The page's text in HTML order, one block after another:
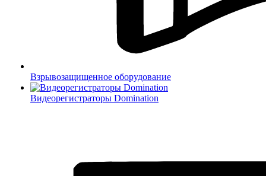
Взрывозащищенное оборудование
Видеорегистраторы Domination